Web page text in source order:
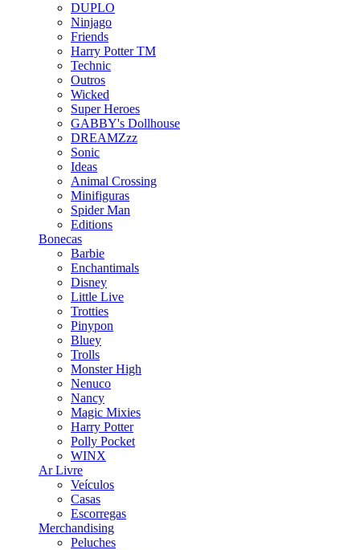
DUPLO
Ninjago
Friends
Harry Potter TM
Technic
Outros
Wicked
Super Heroes
GABBY's Dollhouse
DREAMZzz
Sonic
Ideas
Animal Crossing
Minifiguras
Spider Man
Editions
Bonecas
Barbie
Enchantimals
Disney
Little Live
Trotties
Pinypon
Bluey
Trolls
Monster High
Nenuco
Nancy
Magic Mixies
Harry Potter
Polly Pocket
WINX
Ar Livre
Veículos
Casas
Escorregas
Merchandising
Peluches